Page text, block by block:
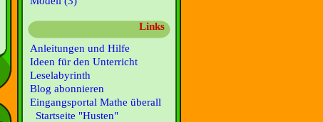
Links
Anleitungen und Hilfe
Ideen für den Unterricht
Leselabyrinth
Blog abonnieren
Eingangsportal Mathe überall
Startseite "Husten"